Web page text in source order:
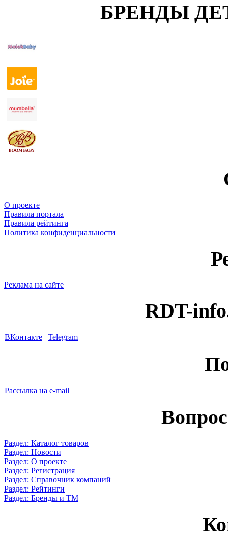
БРЕНДЫ
О проекте
Правила портала
Правила рейтинга
Политика конфиденциальности
Реклама на сайте
RDT-
ВКонтакте | Telegram
Рассылка на e-mail
Раздел: Каталог товаров
Раздел: Новости
Раздел: О проекте
Раздел: Регистрация
Раздел: Справочник компаний
Раздел: Рейтинги
Раздел: Бренды и ТМ